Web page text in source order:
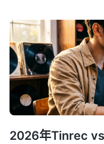
合適的問診記錄幫
2026年Tinrec